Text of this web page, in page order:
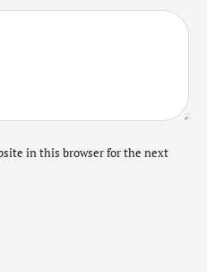
in this browser for the next